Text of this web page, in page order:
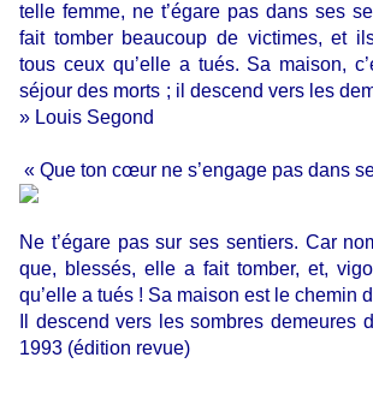
telle femme, ne t’égare pas dans ses
fait tomber beaucoup de victimes, et
tous ceux qu’elle a tués. Sa maison,
séjour des morts ; il descend vers les
» Louis Segond
« Que ton cœur ne s’engage pas dans
Ne t’égare pas sur ses sentiers. Car
que, blessés, elle a fait tomber, et,
qu’elle a tués ! Sa maison est le chemin
Il descend vers les sombres demeures
1993 (édition revue)